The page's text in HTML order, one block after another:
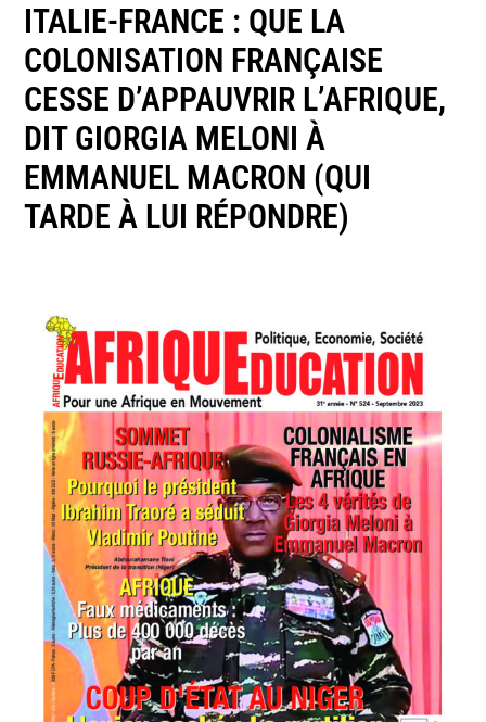
ITALIE-FRANCE : QUE LA
COLONISATION FRANÇAISE
CESSE D’APPAUVRIR L’AFRIQUE,
DIT GIORGIA MELONI À
EMMANUEL MACRON (QUI
TARDE À LUI RÉPONDRE)